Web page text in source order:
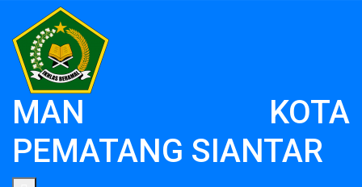
MAN KOTA
PEMATANG SIANTAR